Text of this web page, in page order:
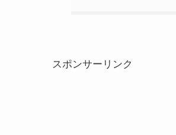
スポンサーリンク